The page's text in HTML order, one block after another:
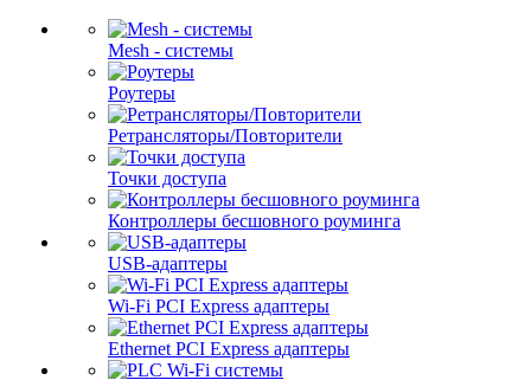
Mesh - системы
Роутеры
Ретрансляторы/Повторители
Точки доступа
Контроллеры бесшовного роуминга
USB-адаптеры
Wi-Fi PCI Express адаптеры
Ethernet PCI Express адаптеры